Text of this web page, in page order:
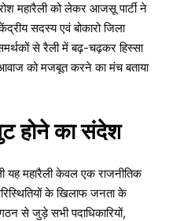
महारैली को लेकर आजसू पार्टी ने
सदस्य एवं बोकारो जिला
से रैली में बढ़-चढ़कर हिस्सा
को मजबूत करने का मंच बताया
होने का संदेश
यह महारैली केवल एक राजनीतिक
के खिलाफ जनता के
से जुड़े सभी पदाधिकारियों,